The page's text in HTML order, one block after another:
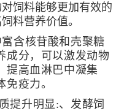
饲料能够更加有效的
料营养价值。
含核苷酸和壳聚糖
成分，可以激发动物
提高血淋巴中凝集
疫力。
提升明显:、发酵饲